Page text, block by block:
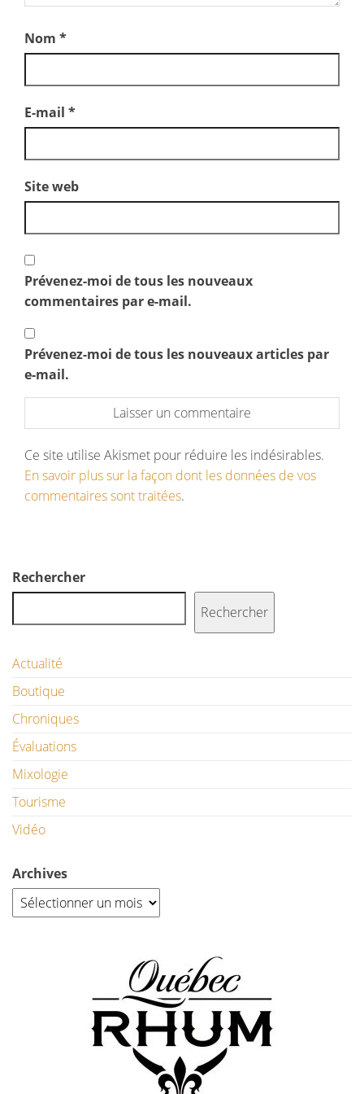
Nom *
E-mail *
Site web
Prévenez-moi de tous les nouveaux
commentaires par e-mail.
Prévenez-moi de tous les nouveaux articles par
e-mail.
Ce site utilise Akismet pour réduire les indésirables.
En savoir plus sur la façon dont les données de vos
commentaires sont traitées.
Rechercher
Rechercher
Actualité
Boutique
Chroniques
Évaluations
Mixologie
Tourisme
Vidéo
Archives